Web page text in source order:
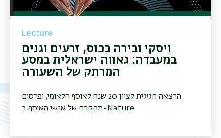
Lecture
ויסקי ובירה בכוס, זרעים וגנים
במעבדה: גאווה ישראלית במסע
המרתק של השעורה
הרצאה חגיגית לציון 20 שנה לאוסף הלאומי, ופרסום
מחקרם של אנשי האוסף ב-Nature